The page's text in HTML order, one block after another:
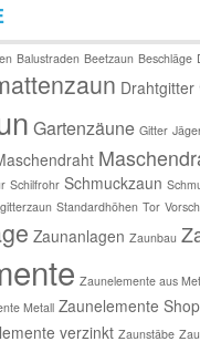
Balustraden Beetzaun Beschläge
Drahtgitter
Gartenzäune Gitter
Schilfrohr Schmuckzaun
Standardhöhen Tor
Zaunanlagen Zaunbau
Zaunelemente aus
Metall Zaunelemente Shop
verzinkt Zaunstäbe